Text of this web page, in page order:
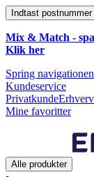
Indtast postnummer
Mix & Match -
Klik her
Spring
Kundeservice
Privatkunde
Mine favoritter
Alle produkter